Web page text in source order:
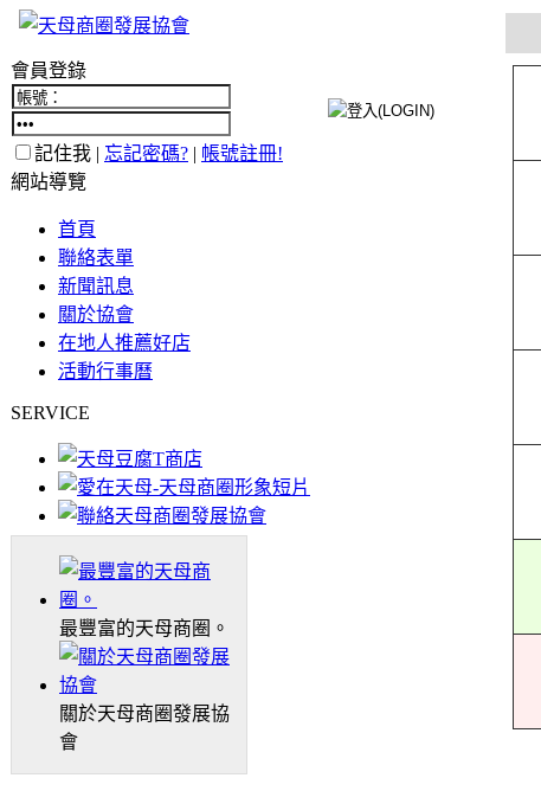
會員登錄
記住我 | 忘記密碼? | 帳號註冊!
網站導覽
首頁
聯絡表單
新聞訊息
關於協會
在地人推薦好店
活動行事曆
SERVICE
最豐富的天母商圈。
關於天母商圈發展協
會